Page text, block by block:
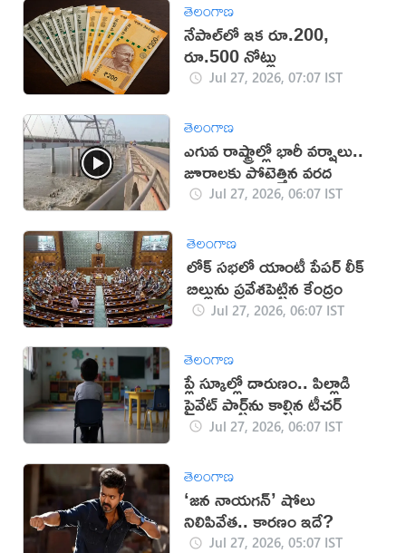
తెలంగాణ
నేపాల్‌లో ఇక రూ.200,
రూ.500 నోట్లు
Jul 27, 2026, 07:07 IST
తెలంగాణ
ఎగువ రాష్ట్రాల్లో భారీ వర్షాలు..
జూరాలకు పోటెత్తిన వరద
Jul 27, 2026, 06:07 IST
తెలంగాణ
లోక్ సభలో యాంటీ పేపర్ లీక్
బిల్లును ప్రవేశపెట్టిన కేంద్రం
Jul 27, 2026, 06:07 IST
తెలంగాణ
ప్లే స్కూల్లో దారుణం.. పిల్లాడి
ప్రైవేట్ పార్ట్‌ను కాల్చిన టీచర్
Jul 27, 2026, 06:07 IST
తెలంగాణ
‘జన నాయగన్‌’ షోలు
నిలిపివేత.. కారణం ఇదే?
Jul 27, 2026, 05:07 IST